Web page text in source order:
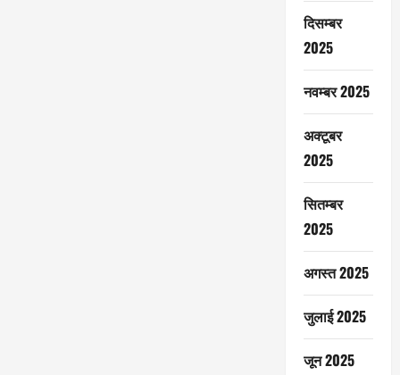
दिसम्बर
2025
नवम्बर 2025
अक्टूबर
2025
सितम्बर
2025
अगस्त 2025
जुलाई 2025
जून 2025